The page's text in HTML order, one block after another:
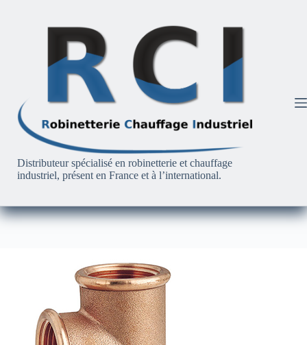
Distributeur spécialisé en robinetterie et chauffage
industriel, présent en France et à l’international.